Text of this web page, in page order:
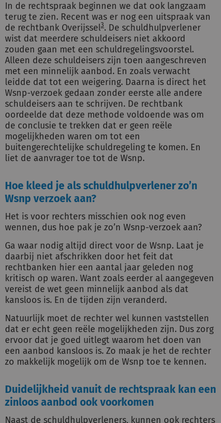
In de rechtspraak beginnen we dat ook langzaam
terug te zien. Recent was er nog een uitspraak van
de rechtbank Overijssel3. De schuldhulpverlener
wist dat meerdere schuldeisers niet akkoord
zouden gaan met een schuldregelingsvoorstel.
Alleen deze schuldeisers zijn toen aangeschreven
met een minnelijk aanbod. En zoals verwacht
leidde dat tot een weigering. Daarna is direct het
Wsnp-verzoek gedaan zonder eerste alle andere
schuldeisers aan te schrijven. De rechtbank
oordeelde dat deze methode voldoende was om
de conclusie te trekken dat er geen reële
mogelijkheden waren om tot een
buitengerechtelijke schuldregeling te komen. En
liet de aanvrager toe tot de Wsnp.
Hoe kleed je als schuldhulpverlener zo’n
Wsnp verzoek aan?
Het is voor rechters misschien ook nog even
wennen, dus hoe pak je zo’n Wsnp-verzoek aan?
Ga waar nodig altijd direct voor de Wsnp. Laat je
daarbij niet afschrikken door het feit dat
rechtbanken hier een aantal jaar geleden nog
kritisch op waren. Want zoals eerder al aangegeven
vereist de wet geen minnelijk aanbod als dat
kansloos is. En de tijden zijn veranderd.
Natuurlijk moet de rechter wel kunnen vaststellen
dat er echt geen reële mogelijkheden zijn. Dus zorg
ervoor dat je goed uitlegt waarom het doen van
een aanbod kansloos is. Zo maak je het de rechter
zo makkelijk mogelijk om de Wsnp toe te kennen.
Duidelijkheid vanuit de rechtspraak kan een
zinloos aanbod ook voorkomen
Naast de schuldhulpverleners, kunnen ook rechters